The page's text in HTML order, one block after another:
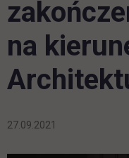
na
27.09.2021